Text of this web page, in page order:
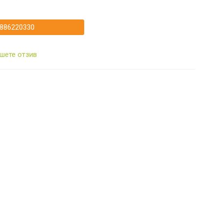
отзив